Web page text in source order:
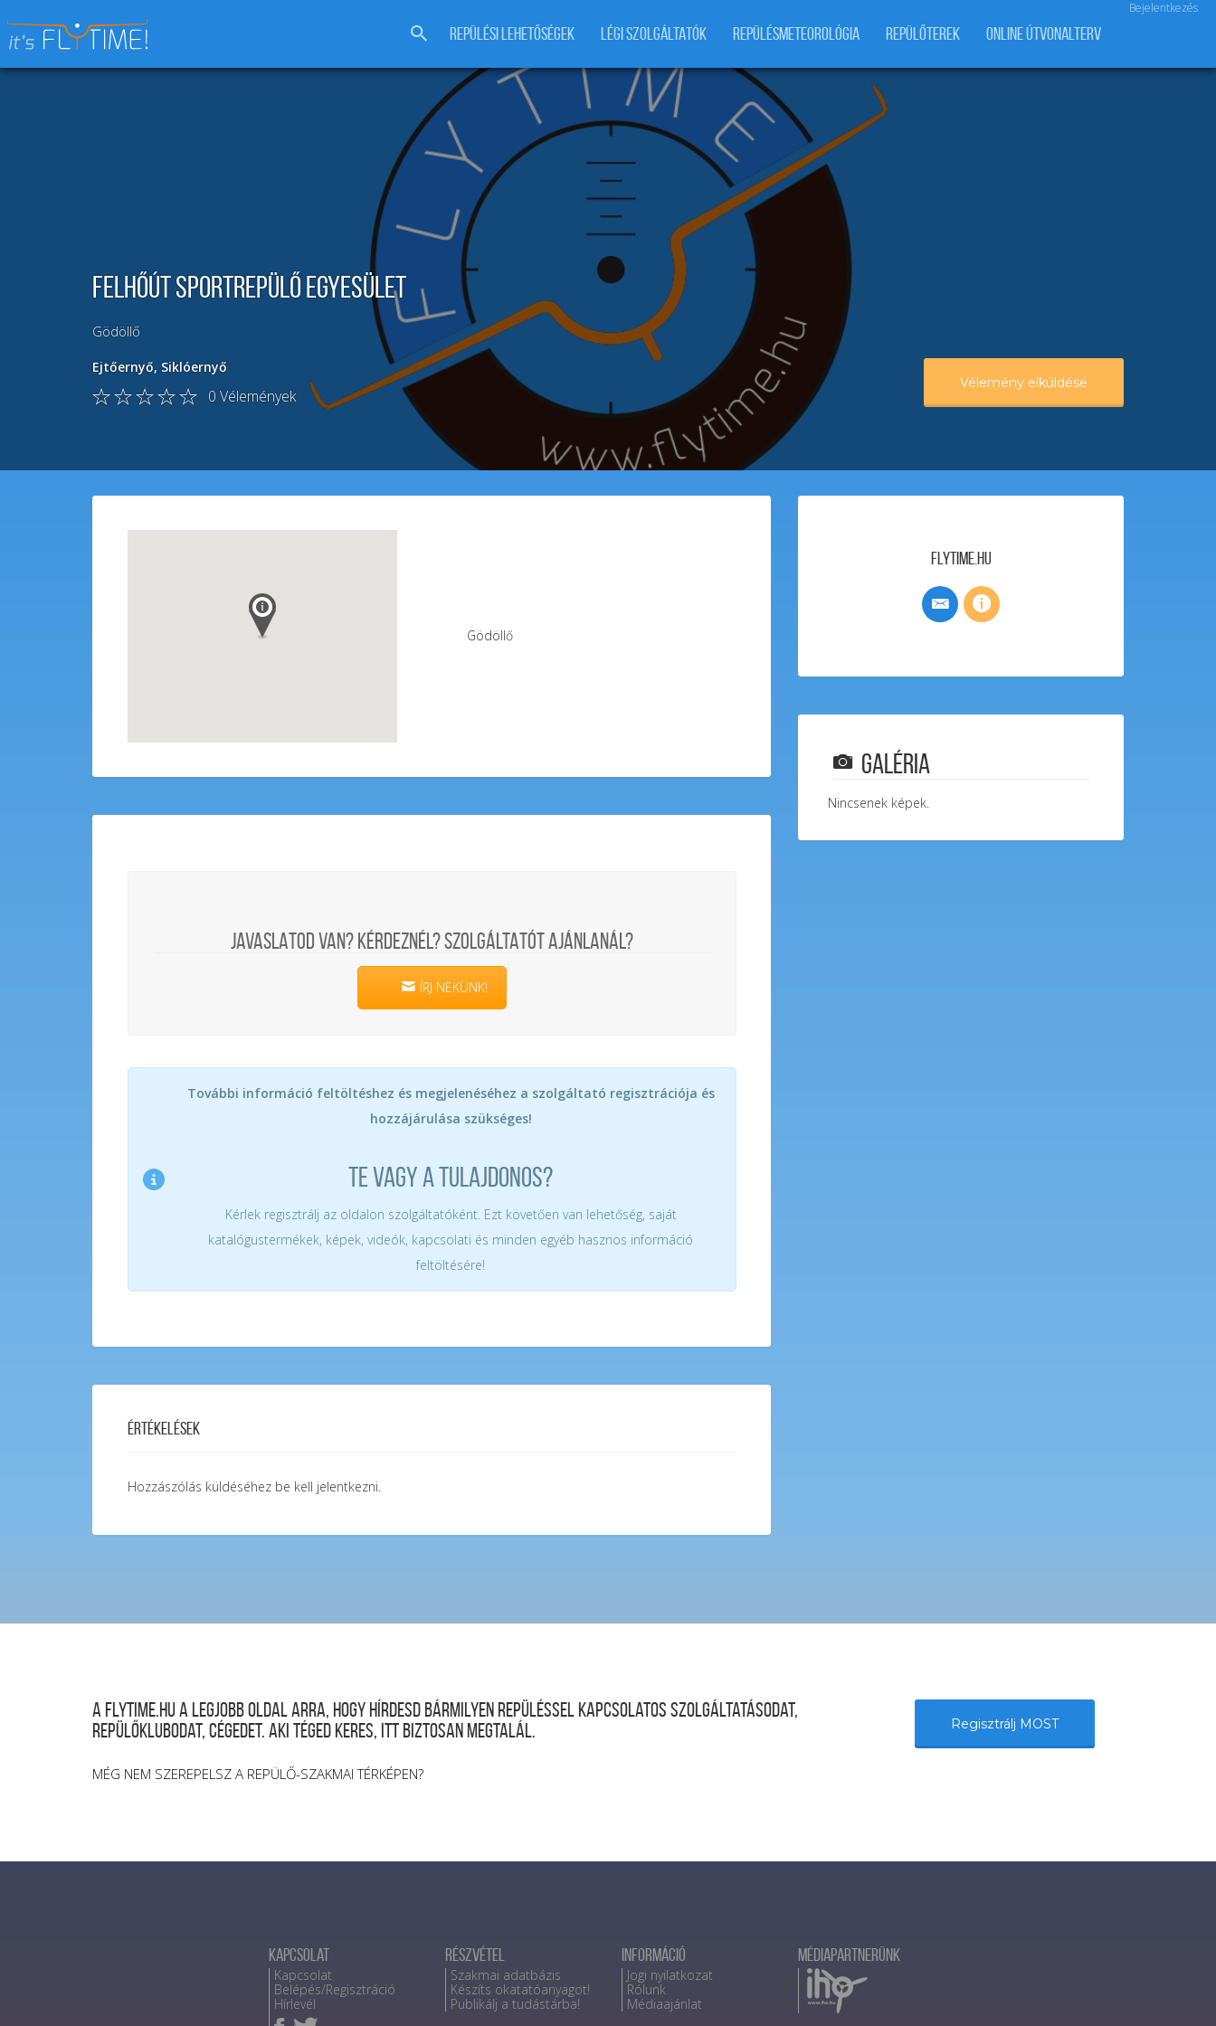
Bejelentkezés
REPÜLÉSI LEHETŐSÉGEK LÉGI SZOLGÁLTATÓK REPÜLÉSMETEOROLÓGIA REPÜLŐTEREK ONLINE ÚTVONALTERV
Keresés:
Felhőút Sportrepülő Egyesület
Gödöllő
Ejtőernyő, Siklóernyő
0 Vélemények
Vélemény elküldése
Gödöllő
JAVASLATOD VAN? KÉRDEZNÉL? SZOLGÁLTATÓT AJÁNLANÁL?
ÍRJ NEKÜNK!
További információ feltöltéshez és megjelenéséhez a szolgáltató regisztrációja és
hozzájárulása szükséges!
TE VAGY A TULAJDONOS?
Kérlek regisztrálj az oldalon szolgáltatóként. Ezt követően van lehetőség, saját
katalógustermékek, képek, videók, kapcsolati és minden egyéb hasznos információ
feltöltésére!
Értékelések
Hozzászólás küldéséhez be kell jelentkezni.
FlyTime.hu
Galéria
Nincsenek képek.
A FLYTIME.HU a legjobb oldal arra, hogy hírdesd bármilyen repüléssel kapcsolatos szolgáltatásodat,
repülőklubodat, cégedet. Aki téged keres, itt biztosan megtalál.
MÉG NEM SZEREPELSZ A REPÜLŐ-SZAKMAI TÉRKÉPEN?
Regisztrálj MOST
Kapcsolat
Kapcsolat
Belépés/Regisztráció
Hírlevél
Részvétel
Szakmai adatbázis
Készíts okatatóanyagot!
Publikálj a tudástárba!
Információ
Jogi nyilatkozat
Rólunk
Médiaajánlat
Médiapartnerünk